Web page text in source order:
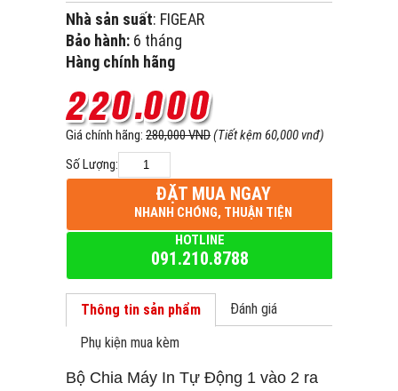
Nhà sản suất: FIGEAR
Bảo hành: 6 tháng
Hàng chính hãng
Giá chính hãng: 280,000 VND(Tiết kệm 60,000 vnđ)
Số Lượng:
ĐẶT MUA NGAY
NHANH CHÓNG, THUẬN TIỆN
HOTLINE
091.210.8788
Thông tin sản phẩm
Đánh giá
Phụ kiện mua kèm
Bộ Chia Máy In Tự Động 1 vào 2 ra